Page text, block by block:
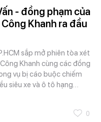
- đồng phạm của
Khanh ra đầu
sắp mở phiên tòa xét
Khanh cùng các đồng
vụ bị cáo buộc chiếm
siêu xe và ô tô hạng…
0